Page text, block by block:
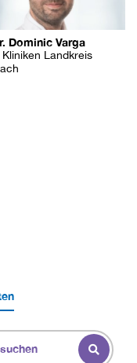
Dominic Varga
Landkreis